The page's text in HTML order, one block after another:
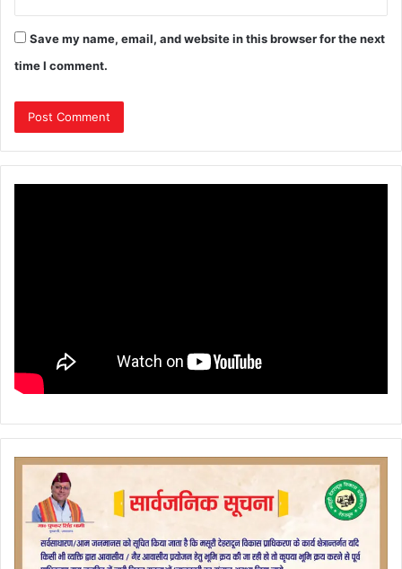
Save my name, email, and website in this browser for the next
time I comment.